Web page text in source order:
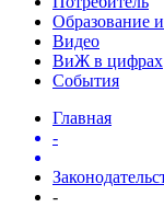
Образование и
Видео
ВиЖ в цифрах
События
Главная
-
-